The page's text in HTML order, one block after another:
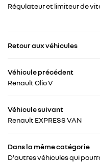
Régulateur et limiteur de
Retour aux véhicules
Véhicule précédent
Renault Clio V
Véhicule suivant
Renault EXPRESS VAN
Dans la même catégorie
D'autres véhicules qui